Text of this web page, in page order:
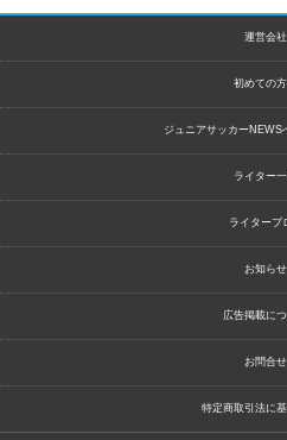
運営会社
初めての
ジュニアサッカーNEWS
ライター
ライターブ
お知らせ
広告掲載に
お問合せ
特定商取引法に